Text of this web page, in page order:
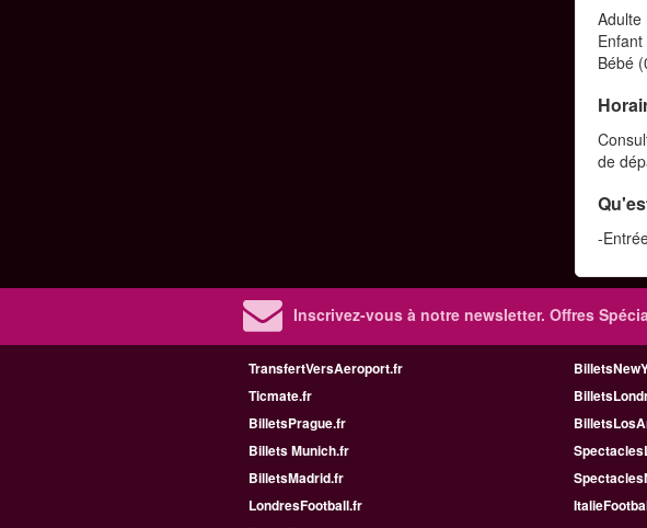
Adulte
Bébé
de
-
Inscrivez-vous à notre newsletter. Offres
TransfertVersAeroport.fr
Ticmate.fr
BilletsPrague.fr
Billets Munich.fr
BilletsMadrid.fr
LondresFootball.fr